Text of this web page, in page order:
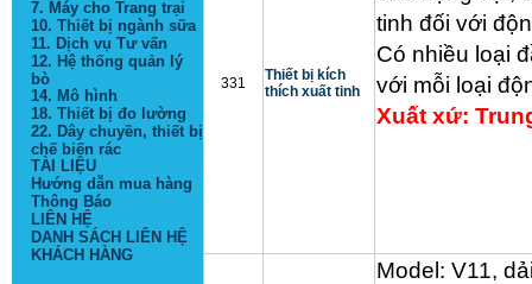
331
Thiết bị kích
thích xuất tinh
tinh đối với
Có nhiều loại
với mỗi loại
Xuất xứ:
Model: V11,
7. Máy cho Trang trại
10. Thiết bị ngành sữa
11. Dịch vụ Tư vấn
12. Hệ thống quản lý
bò
14. Mô hình
18. Thiết bị đo lường
22. Dây chuyền, thiết bị
chế biến rác
TÀI LIỆU
Hướng dẫn mua hàng
Thông Báo
LIÊN HỆ
DANH SÁCH LIÊN HỆ
KHÁCH HÀNG